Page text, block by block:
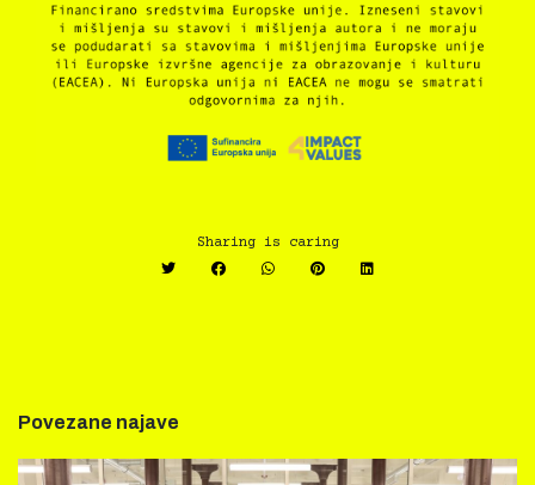
Sharing is caring
Povezane najave